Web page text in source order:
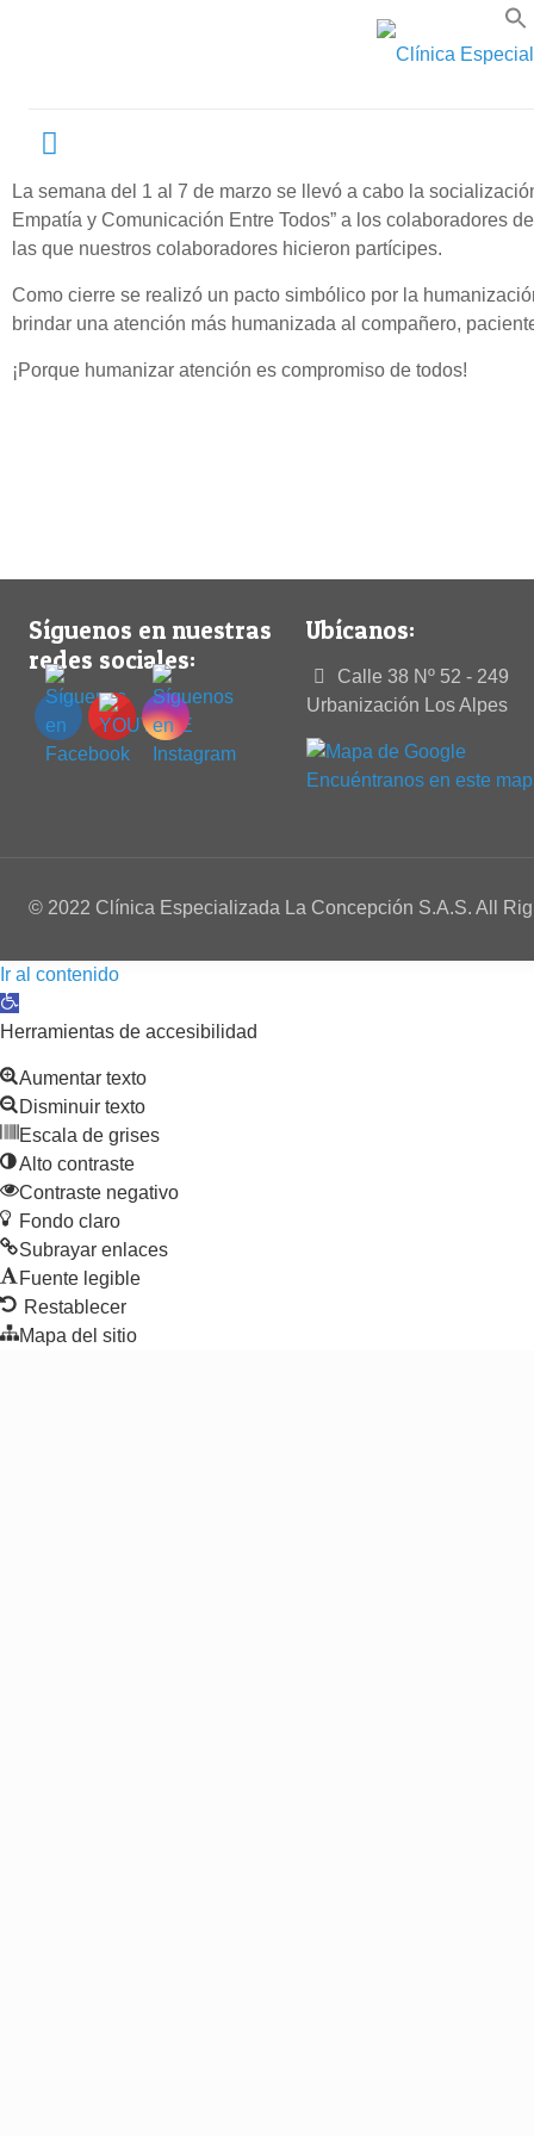
La semana del 1 al 7 de marzo se llevó a cabo la
Empatía y Comunicación Entre Todos” a los colaboradores
las que nuestros colaboradores hicieron partícipes.
Como cierre se realizó un pacto simbólico por la
brindar una atención más humanizada al compañero,
¡Porque humanizar atención es compromiso de todos!
Síguenos en nuestras
redes sociales:
Ubícanos:
Calle 38 Nº 52 - 249
Urbanización Los Alpes
Encuéntranos en este
© 2022 Clínica Especializada La Concepción S.A.S. All
Ir al contenido
Abrir barra de herramientas
Herramientas de accesibilidad
Aumentar texto
Disminuir texto
Escala de grises
Alto contraste
Contraste negativo
Fondo claro
Subrayar enlaces
Fuente legible
Restablecer
Mapa del sitio